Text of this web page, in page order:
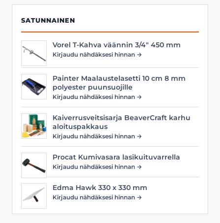
SATUNNAINEN
Vorel T-Kahva väännin 3/4" 450 mm
Kirjaudu nähdäksesi hinnan →
Painter Maalaustelasetti 10 cm 8 mm
polyester puunsuojille
Kirjaudu nähdäksesi hinnan →
Kaiverrusveitsisarja BeaverCraft karhu
aloituspakkaus
Kirjaudu nähdäksesi hinnan →
Procat Kumivasara lasikuituvarrella
Kirjaudu nähdäksesi hinnan →
Edma Hawk 330 x 330 mm
Kirjaudu nähdäksesi hinnan →